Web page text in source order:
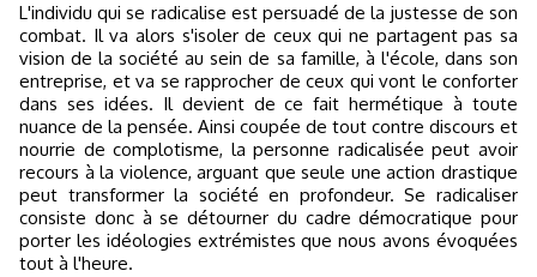
L'individu qui se radicalise est persuadé de la justesse de son
combat. Il va alors s'isoler de ceux qui ne partagent pas sa
vision de la société au sein de sa famille, à l'école, dans son
entreprise, et va se rapprocher de ceux qui vont le conforter
dans ses idées. Il devient de ce fait hermétique à toute
nuance de la pensée. Ainsi coupée de tout contre discours et
nourrie de complotisme, la personne radicalisée peut avoir
recours à la violence, arguant que seule une action drastique
peut transformer la société en profondeur. Se radicaliser
consiste donc à se détourner du cadre démocratique pour
porter les idéologies extrémistes que nous avons évoquées
tout à l'heure.